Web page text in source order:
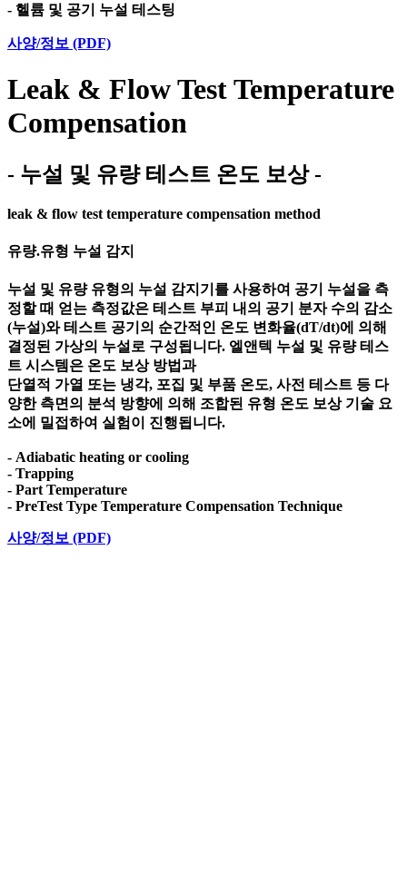
- 헬륨 및 공기 누설 테스팅
사양/정보 (PDF)
Leak & Flow Test Temperature
Compensation
- 누설 및 유량 테스트 온도 보상 -
leak & flow test temperature compensation method
유량.유형 누설 감지
누설 및 유량 유형의 누설 감지기를 사용하여 공기 누설을 측
정할 때 얻는 측정값은 테스트 부피 내의 공기 분자 수의 감소
(누설)와 테스트 공기의 순간적인 온도 변화율(dT/dt)에 의해
결정된 가상의 누설로 구성됩니다. 엘앤텍 누설 및 유량 테스
트 시스템은 온도 보상 방법과
단열적 가열 또는 냉각, 포집 및 부품 온도, 사전 테스트 등 다
양한 측면의 분석 방향에 의해 조합된 유형 온도 보상 기술 요
소에 밀접하여 실험이 진행됩니다.
- Adiabatic heating or cooling
- Trapping
- Part Temperature
- PreTest Type Temperature Compensation Technique
사양/정보 (PDF)